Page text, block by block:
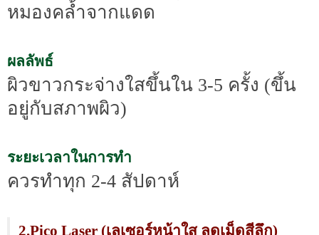
หมองคล้ำจากแดด
ผลลัพธ์
ผิวขาวกระจ่างใสขึ้นใน 3-5 ครั้ง (ขึ้น
อยู่กับสภาพผิว)
ระยะเวลาในการทำ
ควรทำทุก 2-4 สัปดาห์
2.Pico Laser (เลเซอร์หน้าใส ลดเม็ดสีลึก)